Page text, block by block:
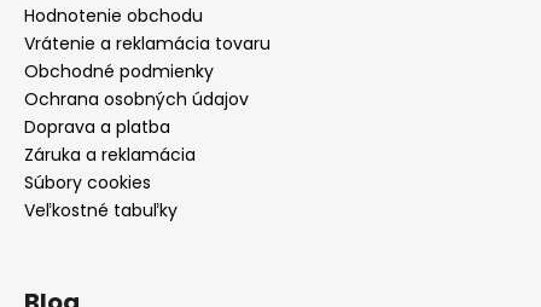
Hodnotenie obchodu
Vrátenie a reklamácia tovaru
Obchodné podmienky
Ochrana osobných údajov
Doprava a platba
Záruka a reklamácia
Súbory cookies
Veľkostné tabuľky